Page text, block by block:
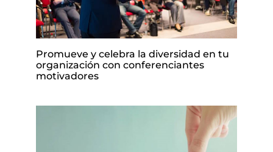
Promueve y celebra la diversidad en tu
organización con conferenciantes
motivadores